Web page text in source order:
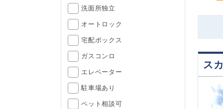
洗面所独立
オートロック
宅配ボックス
ガスコンロ
エレベーター
駐車場あり
ペット相談可
ス